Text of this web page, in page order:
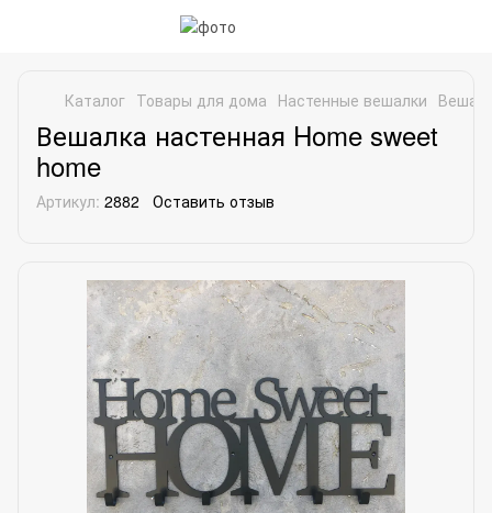
Каталог Товары для дома Настенные вешалки
Вешалка настенная Home sweet
home
Артикул: 2882 Оставить отзыв